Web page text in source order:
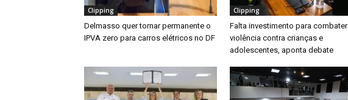
Clipping
Delmasso quer tornar permanente o
IPVA zero para carros elétricos no DF
Clipping
Falta investimento para combater
violência contra crianças e
adolescentes, aponta debate